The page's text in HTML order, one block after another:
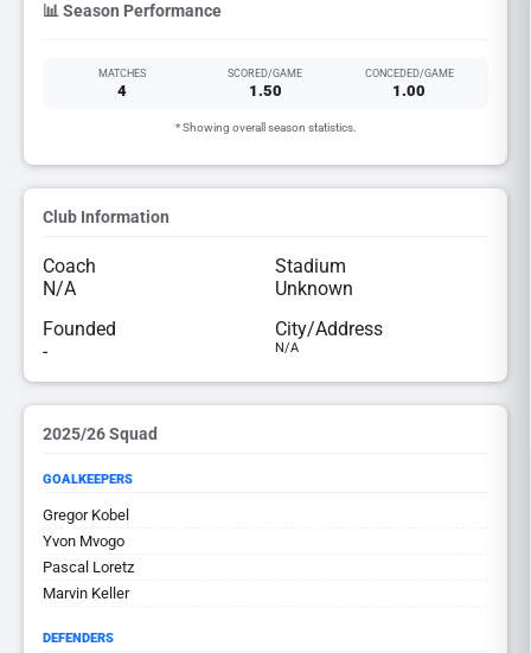
📊 Season Performance
MATCHES
4
SCORED/GAME
1.50
CONCEDED/GAME
1.00
* Showing overall season statistics.
Club Information
Coach
N/A
Stadium
Unknown
Founded
-
City/Address
N/A
2025/26 Squad
GOALKEEPERS
Gregor Kobel
Yvon Mvogo
Pascal Loretz
Marvin Keller
DEFENDERS